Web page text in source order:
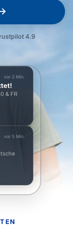
4.9
vor 2 Min.
& FR
vor 5 Min.